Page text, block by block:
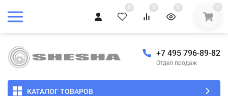
0 0 0 0
+7 495 796-89-82
Отдел продаж
КАТАЛОГ ТОВАРОВ